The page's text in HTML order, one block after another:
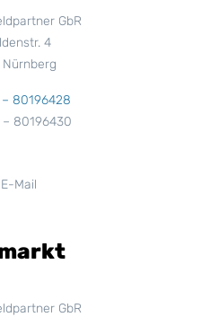
GbR
4
– 80196428
– 80196430
E-Mail
GbR